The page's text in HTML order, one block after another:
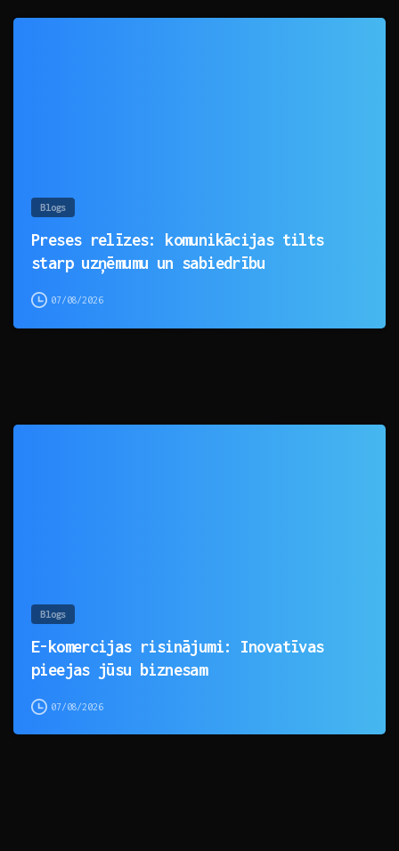
Blogs
Preses relīzes: komunikācijas tilts
starp uzņēmumu un sabiedrību
07/08/2026
Blogs
E-komercijas risinājumi: Inovatīvas
pieejas jūsu biznesam
07/08/2026